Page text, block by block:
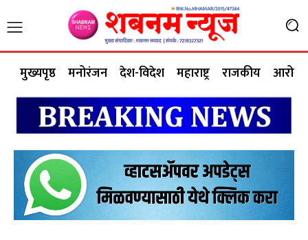
मुख्यपृष्ठ मनोरंजन देश-विदेश महाराष्ट्र राजकीय आरोग्य